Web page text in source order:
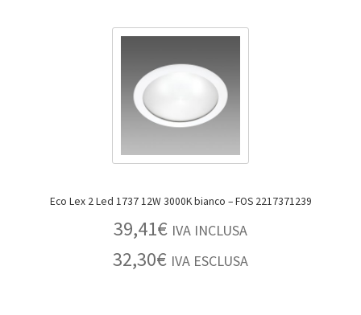
Eco Lex 2 Led 1737 12W 3000K bianco – FOS 2217371239
39,41€ IVA INCLUSA
32,30€ IVA ESCLUSA